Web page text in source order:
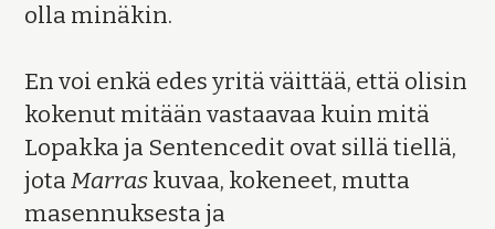
olla minäkin.
En voi enkä edes yritä väittää, että olisin
kokenut mitään vastaavaa kuin mitä
Lopakka ja Sentencedit ovat sillä tiellä,
jotaMarraskuvaa, kokeneet, mutta
masennuksesta ja